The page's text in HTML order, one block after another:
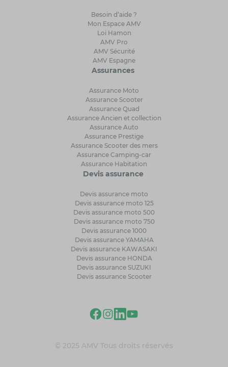
Besoin d’aide ?
Mon Espace AMV
Loi Hamon
AMV Pro
AMV Sécurité
AMV Espagne
Assurances
Assurance Moto
Assurance Scooter
Assurance Quad
Assurance Ancien et collection
Assurance Auto
Assurance Prestige
Assurance Scooter des mers
Assurance Camping-car
Assurance Habitation
Devis assurance
Devis assurance moto
Devis assurance moto 125
Devis assurance moto 500
Devis assurance moto 750
Devis assurance 1000
Devis assurance YAMAHA
Devis assurance KAWASAKI
Devis assurance HONDA
Devis assurance SUZUKI
Devis assurance Scooter
© 2025 AMV Tous droits réservés